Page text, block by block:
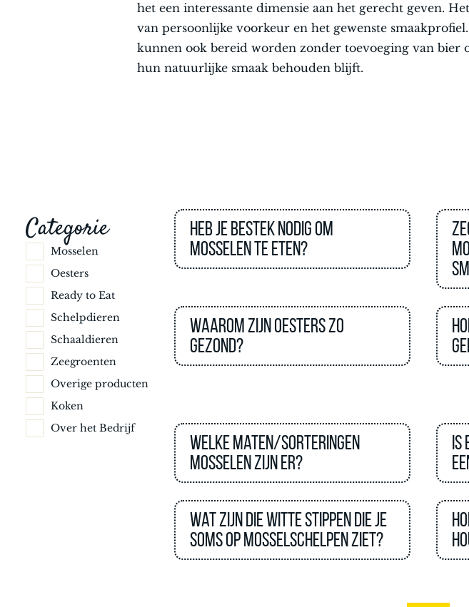
het een interessante dimensie aan het gerecht geven.
van persoonlijke voorkeur en het gewenste
kunnen ook bereid worden zonder toevoeging van bier
hun natuurlijke smaak behouden blijft.
Categorie
Mosselen
Oesters
Ready to Eat
Schelpdieren
Schaaldieren
Zeegroenten
Overige producten
Koken
Over het Bedrijf
Heb je bestek nodig om
mosselen te eten?
Waarom zijn oesters zo
gezond?
Welke maten/sorteringen
mosselen zijn er?
Is
Wat zijn die witte stippen die je
soms op mosselschelpen ziet?